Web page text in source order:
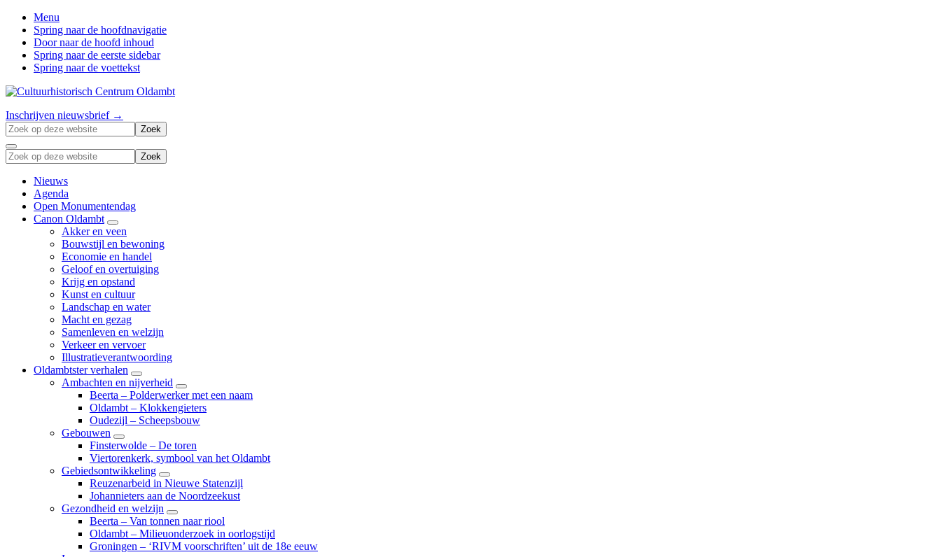
Menu
Spring naar de hoofdnavigatie
Door naar de hoofd inhoud
Spring naar de eerste sidebar
Spring naar de voettekst
Zonder
verleden
geen
toekomst
Header
Right
Inschrijven nieuwsbrief →
Zoek
op
deze
website
Menu
Zoek
op
deze
website
Nieuws
Agenda
Open Monumentendag
Canon Oldambt
Submenu
Akker en veen
Bouwstijl en bewoning
Economie en handel
Geloof en overtuiging
Krijg en opstand
Kunst en cultuur
Landschap en water
Macht en gezag
Samenleven en welzijn
Verkeer en vervoer
Illustratieverantwoording
Oldambtster verhalen
Submenu
Ambachten en nijverheid
Submenu
Beerta – Polderwerker met een naam
Oldambt – Klokkengieters
Oudezijl – Scheepsbouw
Gebouwen
Submenu
Finsterwolde – De toren
Viertorenkerk, symbool van het Oldambt
Gebiedsontwikkeling
Submenu
Reuzenarbeid in Nieuwe Statenzijl
Johannieters aan de Noordzeekust
Gezondheid en welzijn
Submenu
Beerta – Van tonnen naar riool
Oldambt – Milieuonderzoek in oorlogstijd
Groningen – ‘RIVM voorschriften’ uit de 18e eeuw